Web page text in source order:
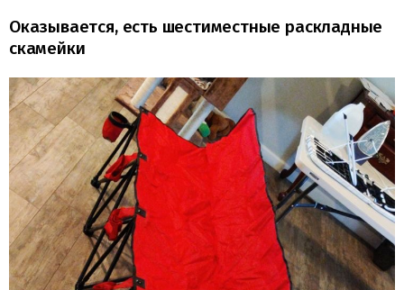
Оказывается, есть шестиместные раскладные
скамейки